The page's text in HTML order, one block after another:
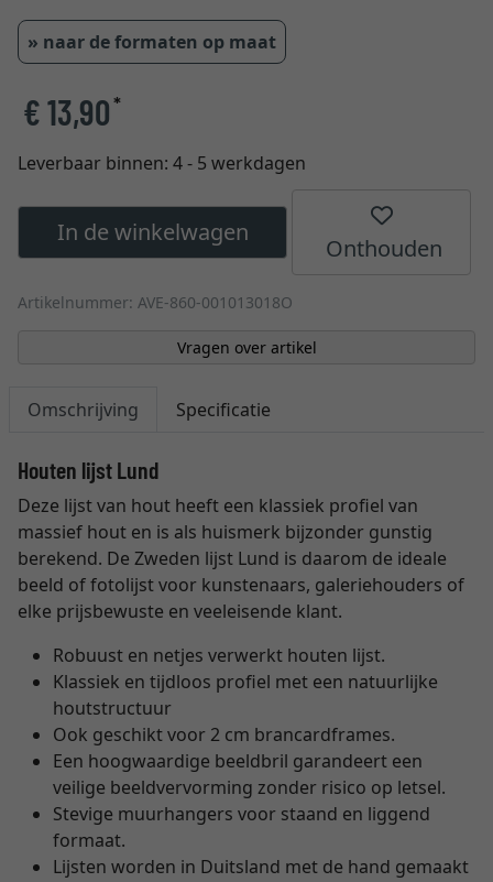
» naar de formaten op maat
€ 13,90*
Leverbaar binnen: 4 - 5 werkdagen
In de winkelwagen
Onthouden
Artikelnummer: AVE-860-001013018O
Vragen over artikel
Omschrijving Specificatie
Houten lijst Lund
Deze lijst van hout heeft een klassiek profiel van
massief hout en is als huismerk bijzonder gunstig
berekend. De Zweden lijst Lund is daarom de ideale
beeld of fotolijst voor kunstenaars, galeriehouders of
elke prijsbewuste en veeleisende klant.
Robuust en netjes verwerkt houten lijst.
Klassiek en tijdloos profiel met een natuurlijke
houtstructuur
Ook geschikt voor 2 cm brancardframes.
Een hoogwaardige beeldbril garandeert een
veilige beeldvervorming zonder risico op letsel.
Stevige muurhangers voor staand en liggend
formaat.
Lijsten worden in Duitsland met de hand gemaakt